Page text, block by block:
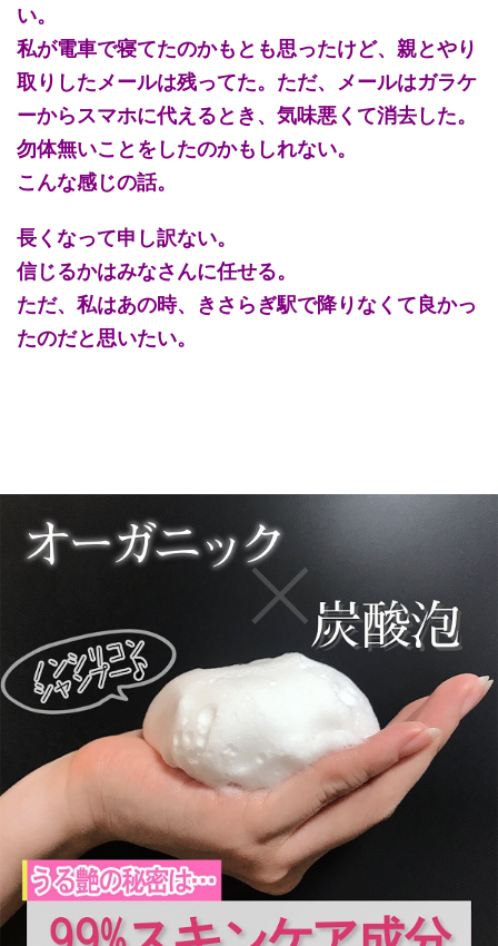
い。
私が電車で寝てたのかもとも思ったけど、親とやり
取りしたメールは残ってた。ただ、メールはガラケ
ーからスマホに代えるとき、気味悪くて消去した。
勿体無いことをしたのかもしれない。
こんな感じの話。
長くなって申し訳ない。
信じるかはみなさんに任せる。
ただ、私はあの時、きさらぎ駅で降りなくて良かっ
たのだと思いたい。